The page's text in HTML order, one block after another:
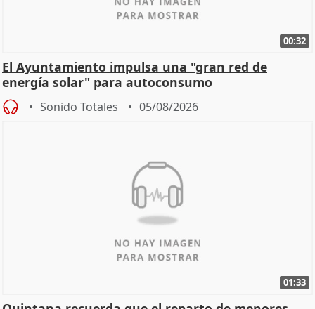
00:32
El Ayuntamiento impulsa una "gran red de
energía solar" para autoconsumo
Sonido Totales 05/08/2026
01:33